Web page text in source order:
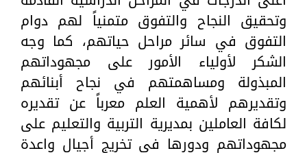
وتحقيق النجاح والتفوق متمنياً لهم دوام
التفوق في سائر مراحل حياتهم، كما وجه
الشكر لأولياء الأمور على مجهوداتهم
المبذولة ومساهمتهم في نجاح أبنائهم
وتقديرهم لأهمية العلم معرباً عن تقديره
لكافة العاملين بمديرية التربية والتعليم على
مجهوداتهم ودورها في تخريج أجيال واعدة